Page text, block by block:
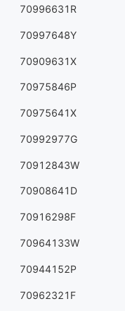
70996631R
70997648Y
70909631X
70975846P
70975641X
70992977G
70912843W
70908641D
70916298F
70964133W
70944152P
70962321F